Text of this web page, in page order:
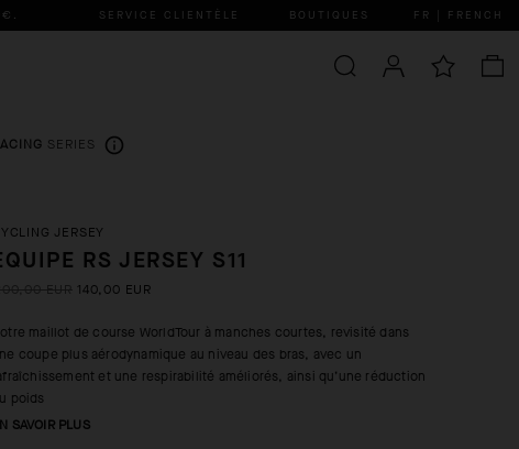
. SERVICE CLIENTÈLE BOUTIQUES FR | FRENCH
SERIES
JERSEY
RS JERSEY S11
140,00 EUR
maillot de course WorldTour à manches courtes, revisité dans
coupe plus aérodynamique au niveau des bras, avec un
et une respirabilité améliorés, ainsi qu’une réduction
poids
SAVOIR PLUS